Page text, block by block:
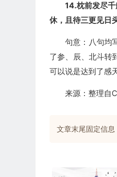
14.枕前发尽
休，且待三更见日
句意：八句均
了参、辰、北斗转
可以说是达到了感
来源：整理
文章末尾固定信息